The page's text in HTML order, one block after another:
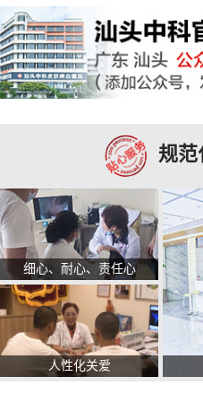
规范
细心、耐心、责任心
人性化关爱